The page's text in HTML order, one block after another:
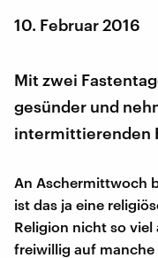
10. Februar 2016
Mit zwei
gesünder und
intermittierenden
An Aschermittwoch
ist das ja eine
Religion nicht so
freiwillig auf manche